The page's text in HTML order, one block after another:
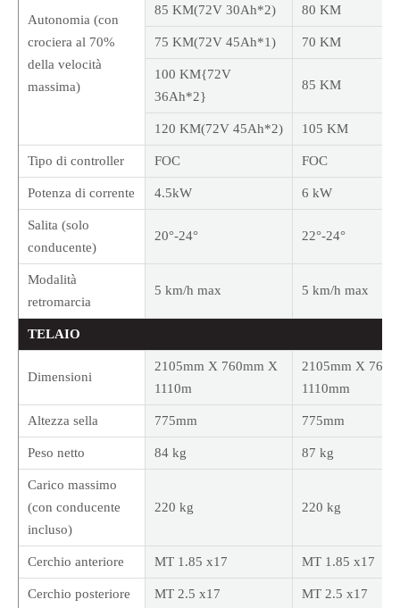
Autonomia (con
crociera al 70%
della velocità
massima)
85 KM(72V 30Ah*2) 80 KM
75 KM(72V 45Ah*1) 70 KM
100 KM{72V
36Ah*2}
85 KM
120 KM(72V 45Ah*2) 105 KM
Tipo di controller FOC FOC
Potenza di corrente 4.5kW 6 kW
Salita (solo
conducente)
20°-24° 22°-24°
Modalità
retromarcia
5 km/h max 5 km/h max
TELAIO
Dimensioni
2105mm X 760mm X
1110m
2105mm X
1110mm
Altezza sella 775mm 775mm
Peso netto 84 kg 87 kg
Carico massimo
(con conducente
incluso)
220 kg 220 kg
Cerchio anteriore MT 1.85 x17 MT 1.85 x17
Cerchio posteriore MT 2.5 x17 MT 2.5 x17